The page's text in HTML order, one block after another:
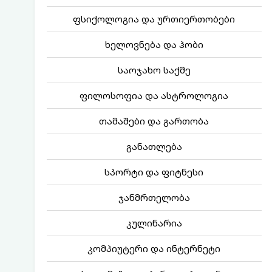
ფსიქოლოგია და ურთიერთობები
ხელოვნება და ჰობი
საოჯახო საქმე
ფილოსოფია და ასტროლოგია
თამაშები და გართობა
განათლება
სპორტი და ფიტნესი
ჯანმრთელობა
კულინარია
კომპიუტერი და ინტერნეტი